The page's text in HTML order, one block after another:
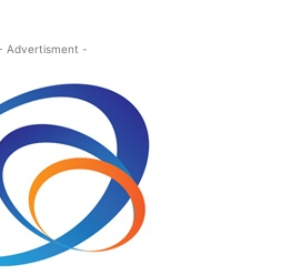
Advertisment -